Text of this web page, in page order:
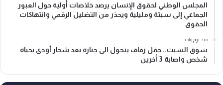
المجلس الوطني لحقوق الإنسان يرصد خلاصات أولية حول العبور
الجماعي إلى سبتة ومليلية ويحذر من التضليل الرقمي وانتهاكات
الحقوق
منذ يوم واحد
سوق السبت.. حفل زفاف يتحول الى جنازة بعد شجار أودى بحياة
شخص واصابة 3 أخرين